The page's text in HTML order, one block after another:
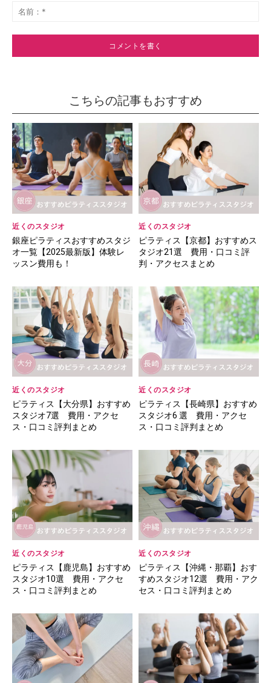
ト：
*
こちらの記事もおすすめ
近くのスタジオ
銀座ピラティスおすすめスタジ
オ一覧【2025最新版】体験レ
ッスン費用も！
近くのスタジオ
ピラティス【京都】おすすめス
タジオ21選 費用・口コミ評
判・アクセスまとめ
近くのスタジオ
ピラティス【大分県】おすすめ
スタジオ7選 費用・アクセ
ス・口コミ評判まとめ
近くのスタジオ
ピラティス【長崎県】おすすめ
スタジオ6 選 費用・アクセ
ス・口コミ評判まとめ
近くのスタジオ
ピラティス【鹿児島】おすすめ
スタジオ10選 費用・アクセ
ス・口コミ評判まとめ
近くのスタジオ
ピラティス【沖縄・那覇】おす
すめスタジオ12選 費用・アク
セス・口コミ評判まとめ